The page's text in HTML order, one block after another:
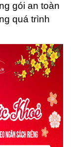
gói an toàn
quá trình